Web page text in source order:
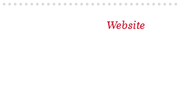
Website